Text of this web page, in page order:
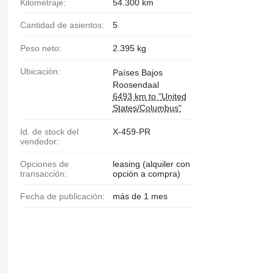
Kilometraje: 54.300 km
Cantidad de asientos: 5
Peso neto: 2.395 kg
Ubicación:
Países Bajos
Roosendaal
6493 km to "United
States/Columbus"
Id. de stock del
vendedor:
X-459-PR
Opciones de
transacción:
leasing (alquiler con
opción a compra)
Fecha de publicación: más de 1 mes